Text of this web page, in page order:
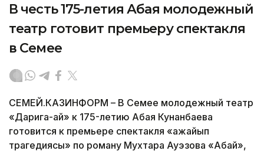
В честь 175-летия Абая молодежный
театр готовит премьеру спектакля
в Семее
СЕМЕЙ.КАЗИНФОРМ – В Семее молодежный театр
«Дарига-ай» к 175-летию Абая Кунанбаева
готовится к премьере спектакля «Ғажайып
трагедиясы» по роману Мухтара Ауэзова «Абай»,